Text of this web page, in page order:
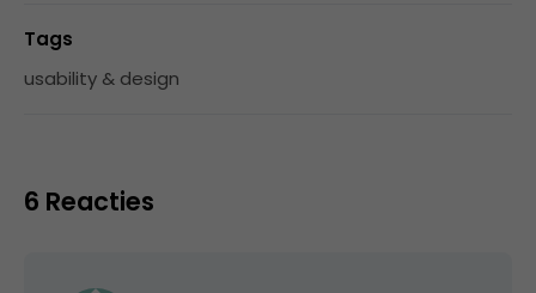
Tags
usability & design
6 Reacties